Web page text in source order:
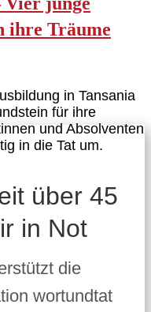
ihre Träume
in Tansania
für ihre
und Absolventen
in die Tat um.
über 45
in Not
die
wortundtat